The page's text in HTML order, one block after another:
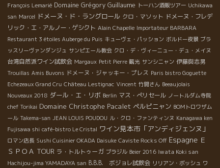
François Lemarié Domaine Grégory Guillaume トーハン酒販ツアー Uchikawa
san Marcel ドメーヌ・ド・ラングロール クロ・マソット ドメーヌ・フレデ
リック・エ・アルノー・ゲシクト Alain Chapelle Importateur BARBARA
Restaurant 3 étoiles Auberge du Puis キューヴェ・パッション ボルドー夜景 ブラ
ッスリーヴァンダンジュ サンピエール教会 クロ・デ・ヴィーニュー・デュ・メイヌ
台湾自然派ワイン試飲会 Margaux Petit Pierre 観光 サンシニャン 伊藤與志男
Trouillas Amis Buvons ドメーヌ・ジャッキー・プレス Paris bistro Goguette
Echezeaux Grand Cru Château Lestignac Vincent 竹間さん Beeaujolais
Nouveaux 2018 ダール・エ・リボ Berlin マス・ぺリセール ノートルダム寺院
chef Torikai Domaine Christophe Pacalet ペルピニャン BOMトロワザム
ール Takema-san JEAN LOUIS POUDOU ル・クロ・ファンティンヌ Kanagawa ken
Fujisawa shi café-bistro Le Cristal ワイン見本市「アンディジェンヌ」
ロマン店長 Sushi Cuisinier OKADA Daisuke Caviste Rocks Off Espagne Ｅ
ＳＰＯＡ TOUR ラ・トルトゥーガ ブラジル Beier 2016 Iwata Koki san
Hachijou-jima YAMADAYA san B.B.B. ボジョレ試飲会 リリアン・ボッシュ ワ